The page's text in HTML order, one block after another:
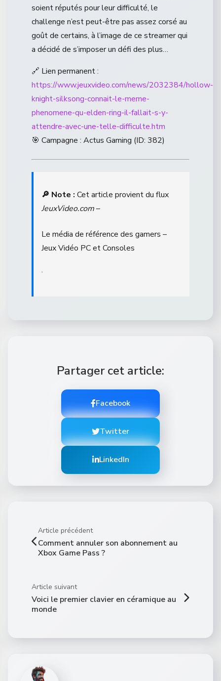
soient réputés pour leur difficulté, le
challenge n’est peut-être pas assez corsé au
goût de certains, à l’image de ce streamer qui
a décidé de s’imposer un défi des plus…
🔗 Lien permanent :
https://www.jeuxvideo.com/news/2032384/hollow-
knight-silksong-connait-le-meme-
phenomene-qu-elden-ring-il-fallait-s-y-
attendre-avec-une-telle-difficulte.htm
🎯 Campagne : Actus Gaming (ID: 382)
🔎 Note : Cet article provient du flux
JeuxVideo.com–
Le média de référence des gamers –
Jeux Vidéo PC et Consoles
.
Partager cet article:
Facebook
Twitter
LinkedIn
Article précédent
Comment annuler son abonnement au
Xbox Game Pass ?
Article suivant
Voici le premier clavier en céramique au
monde